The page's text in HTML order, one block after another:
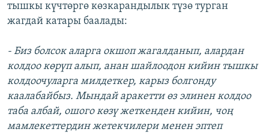
тышкы күчтөргө көзкарандылык түзө турган
жагдай катары баалады:
- Биз болсок аларга окшоп жагалданып, алардан
колдоо көрүп алып, анан шайлоодон кийин тышкы
колдоочуларга милдеткер, карыз болгонду
каалабайбыз. Мындай аракетти өз элинен колдоо
таба албай, ошого көзү жеткенден кийин, чоң
мамлекеттердин жетекчилери менен эптеп